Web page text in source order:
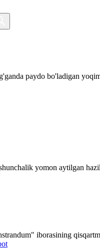
paydo bo'ladigan
yomon aytilgan
iborasining